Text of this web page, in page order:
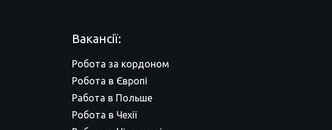
Вакансії:
Робота за кордоном
Робота в Європі
Работа в Польше
Робота в Чехії